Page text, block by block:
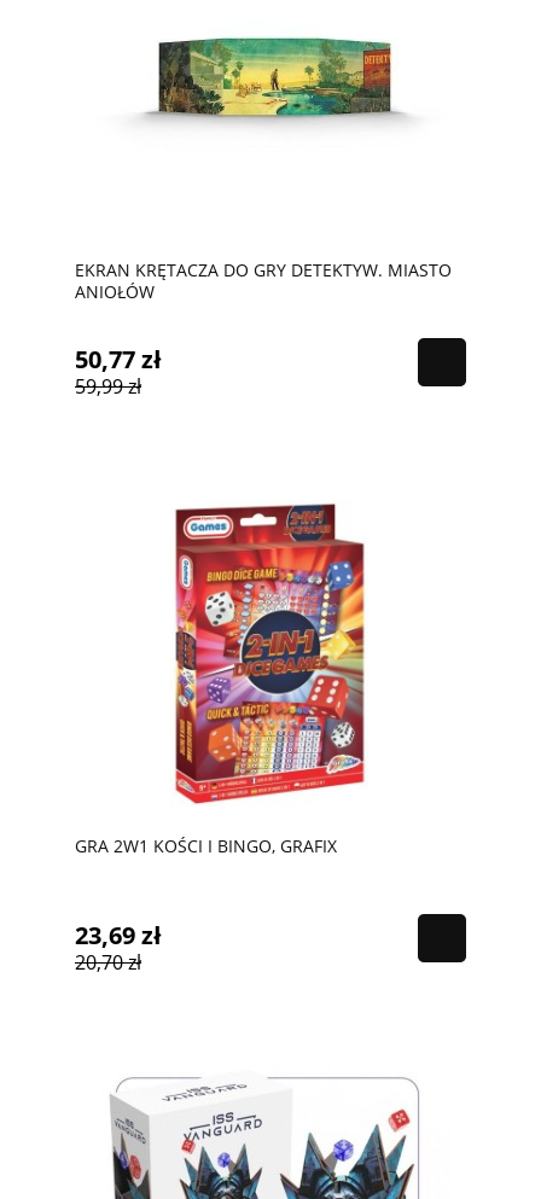
EKRAN KRĘTACZA DO GRY DETEKTYW. MIASTO
ANIOŁÓW
50,77 zł
59,99 zł
GRA 2W1 KOŚCI I BINGO, GRAFIX
23,69 zł
20,70 zł